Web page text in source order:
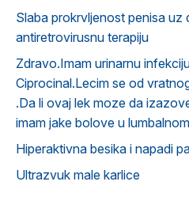
Slaba prokrvljenost penisa uz
antiretrovirusnu terapiju
Zdravo.Imam urinarnu
Ciprocinal.Lecim se od
.Da li ovaj lek moze da
imam jake bolove u
Hiperaktivna besika i napadi
Ultrazvuk male karlice